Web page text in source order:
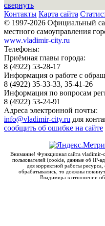
свернуть
Контакты Карта сайта
© 1997-2026 Официальный
местного самоуправления
www.vladimir-city.ru
Телефоны:
Приёмная главы города:
8 (4922) 53-28-17
Информация о работе с
8 (4922) 35-33-33, 35-41-26
Информация по вопросам
8 (4922) 53-24-91
Адреса электронной почты:
info@vladimir-city.ru для
сообщить об ошибке на сайте
Внимание! Функционал сайта vladimir-
пользователей (cookie, данные об IP-
для корректной работы
обрабатывались, то должны
Владимира в отношении